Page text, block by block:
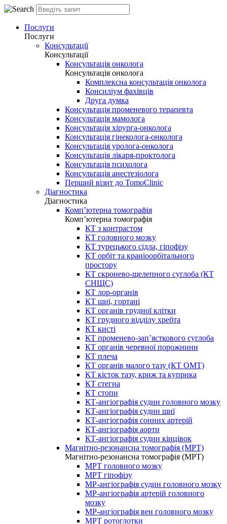
Послуги
Послуги
Консультації
Консультації
Консультація онколога
Консультація онколога
Комплексна консультація онколога
Консиліум фахівців
Друга думка
Консультація променевого терапевта
Консультація мамолога
Консультація хірурга-онколога
Консультація гінеколога-онколога
Консультація уролога-онколога
Консультація лікаря-проктолога
Консультація психолога
Консультація анестезіолога
Перший візит до TomoClinic
Діагностика
Діагностика
Комп’ютерна томографія
Комп’ютерна томографія
КТ з контрастом
КТ головного мозку
КТ турецького сідла, гіпофізу
КТ орбіт та краніоорбітального
простору
КТ скронево-щелепного суглоба (КТ
СНЩС)
КТ лор-органів
КТ шиї, гортані
КТ органів грудної клітки
КТ грудного відділу хребта
КТ кисті
КТ променево-зап’ясткового суглоба
КТ органів черевної порожнини
КТ плеча
КТ органів малого тазу (КТ ОМТ)
КТ кісток тазу, криж та куприка
КТ стегна
КТ стопи
КТ-ангіографія судин головного мозку
КТ-ангіографія судин шиї
КТ-ангіографія сонних артерій
КТ-ангіографія аорти
КТ-ангіографія судин кінцівок
Магнітно-резонансна томографія (МРТ)
Магнітно-резонансна томографія (МРТ)
МРТ головного мозку
МРТ гіпофізу
МР-ангіографія судин головного мозку
МР-ангіографія артерій головного
мозку
МР-ангіографія вен головного мозку
МРТ ротоглотки